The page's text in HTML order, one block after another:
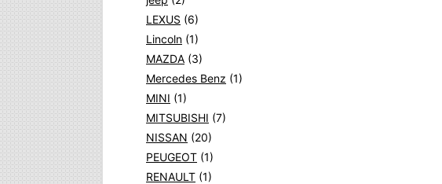
LEXUS (6)
Lincoln (1)
MAZDA (3)
Mercedes Benz (1)
MINI (1)
MITSUBISHI (7)
NISSAN (20)
PEUGEOT (1)
RENAULT (1)